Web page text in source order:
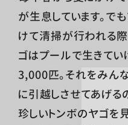
が生息しています。で
けて清掃が行われる
ゴはプールで生きてい
3,000匹。それをみん
に引越しさせてあげる
珍しいトンボのヤゴを